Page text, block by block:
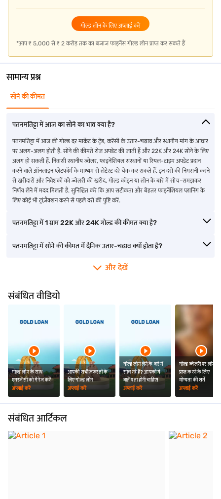
भारतीय राज्यों और केंद्रशासित प्रदेशों में सोने के भाव के बारे में जानें
हरियाणा में सोने का भाव मिज़ोरम में सोने का भाव पश्चिम बंगाल में सोने का भाव
अन्य शहरों में गोल्ड दरों के बारे में अधिक जानें
हनुमानगढ़ में गोल्ड दर झुन्झुनु में गोल्ड दर भंडारा में गोल्ड दर
गोल्ड लोन के लिए अप्लाई करें
*आप ₹ 5,000 से ₹ 2 करोड़ तक का बजाज फाइनेंस गोल्ड लोन प्राप्त कर सकते हैं
सामान्य प्रश्न
सोने की कीमत
पतनमतिट्टा में आज का सोने का भाव क्या है?
पतनमतिट्टा में आज की गोल्ड दर मार्केट के ट्रेंड, करेंसी के उतार-चढ़ाव और स्थानीय मांग के आधार
पर अलग-अलग होती है. सोने की कीमतें रोज अपडेट की जाती हैं और 22K और 24K सोने के लिए
अलग हो सकती हैं. निवासी स्थानीय ज्वेलर, फाइनेंशियल संस्थानों या रियल-टाइम अपडेट प्रदान
करने वाले ऑनलाइन प्लेटफॉर्म के माध्यम से लेटेस्ट दरें चेक कर सकते हैं. इन दरों की निगरानी करने
से खरीदारों और निवेशकों को ज्वेलरी की खरीद, गोल्ड कॉइन या लोन के बारे में सोच-समझकर
निर्णय लेने में मदद मिलती है. सुनिश्चित करें कि आप सटीकता और बेहतर फाइनेंशियल प्लानिंग के
लिए कोई भी ट्रांज़ैक्शन करने से पहले दरों की पुष्टि करें.
पतनमतिट्टा में 1 ग्राम 22K और 24K गोल्ड की कीमत क्या है?
पतनमतिट्टा में सोने की कीमत में दैनिक उतार-चढ़ाव क्यों होता है?
और देखें
संबंधित वीडियो
गोल्ड लोन के साथ
एमरजेंसी को मैनेज करें
अप्लाई करें
आपकी सभी ज़रूरतों के
लिए गोल्ड लोन
अप्लाई करें
गोल्ड लोन लेने के बारे में
सोच रहे हैं? आपको ये
बातें पता होनी चाहिए!
अप्लाई करें
गोल्ड ज्वेलरी पर लोन
प्राप्त करने के लिए
योग्यता की शर्तें
अप्लाई करें
संबंधित आर्टिकल